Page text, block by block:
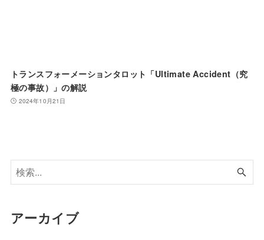
トランスフォーメーションタロット「Ultimate Accident（究
極の事故）」の解説
2024年10月21日
アーカイブ